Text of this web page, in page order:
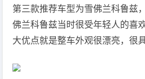
第三款推荐车型为雪佛兰科鲁兹
佛兰科鲁兹当时很受年轻人的喜
大优点就是整车外观很漂亮，很